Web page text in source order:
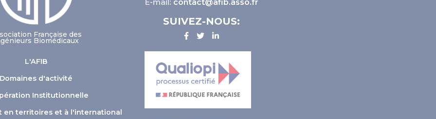
Française des
Biomédicaux
L'AFIB
Domaines d'activité
Institutionnelle
en territoires et à l'international
E-mail: contact@afib.asso.fr
SUIVEZ-NOUS: